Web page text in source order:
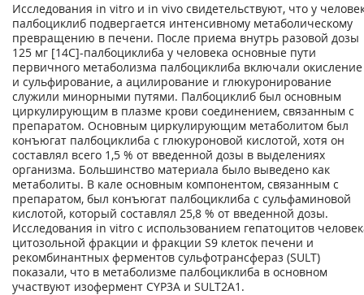
Исследования in vitro и in vivo свидетельствуют, что у
палбоциклиб подвергается интенсивному метаболическому
превращению в печени. После приема внутрь разовой дозы
125 мг [14С]-палбоциклиба у человека основные пути
первичного метаболизма палбоциклиба включали окисление
и сульфирование, а ацилирование и глюкуронирование
служили минорными путями. Палбоциклиб был основным
циркулирующим в плазме крови соединением, связанным с
препаратом. Основным циркулирующим метаболитом был
конъюгат палбоциклиба с глюкуроновой кислотой, хотя он
составлял всего 1,5 % от введенной дозы в выделениях
организма. Большинство материала было выведено как
метаболиты. В кале основным компонентом, связанным с
препаратом, был конъюгат палбоциклиба с сульфаминовой
кислотой, который составлял 25,8 % от введенной дозы.
Исследования in vitro с использованием гепатоцитов
цитозольной фракции и фракции S9 клеток печени и
рекомбинантных ферментов сульфотрансфераз (SULT)
показали, что в метаболизме палбоциклиба в основном
участвуют изофермент CYP3A и SULT2A1.